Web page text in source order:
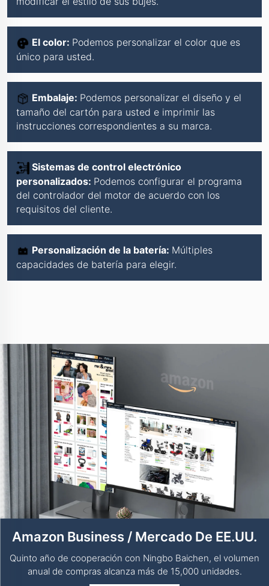
El color: Podemos personalizar el color que es
único para usted.
Embalaje: Podemos personalizar el diseño y el
tamaño del cartón para usted e imprimir las
instrucciones correspondientes a su marca.
Sistemas de control electrónico
personalizados: Podemos configurar el programa
del controlador del motor de acuerdo con los
requisitos del cliente.
Personalización de la batería: Múltiples
capacidades de batería para elegir.
Amazon Business / Mercado De EE.UU.
Quinto año de cooperación con Ningbo Baichen, el volumen
anual de compras alcanza más de 15,000 unidades.